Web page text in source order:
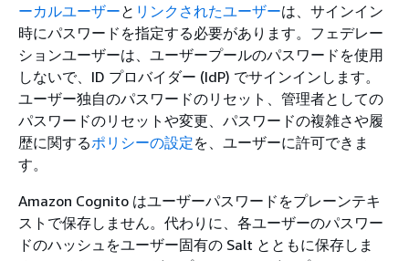
ーカルユーザーと リンクされたユーザーは、サインイン
時にパスワードを指定する必要があります。フェデレー
ションユーザーは、ユーザープールのパスワードを使用
しないで、ID プロバイダー (IdP) でサインインします。
ユーザー独自のパスワードのリセット、管理者としての
パスワードのリセットや変更、パスワードの複雑さや履
歴に関するポリシーの設定を、ユーザーに許可できま
す。
Amazon Cognito はユーザーパスワードをプレーンテキ
ストで保存しません。代わりに、各ユーザーのパスワー
ドのハッシュをユーザー固有の Salt とともに保存しま